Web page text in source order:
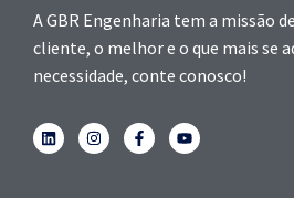
A GBR Engenharia tem a missão
cliente, o melhor e o que mais se
necessidade, conte conosco!